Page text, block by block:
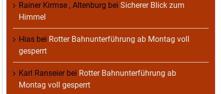
Rainer Kirmse , Altenburg bei Sicherer Blick zum
Himmel
Hias bei Rotter Bahnunterführung ab Montag voll
gesperrt
Karl Ranseierbei Rotter Bahnunterführung ab
Montag voll gesperrt